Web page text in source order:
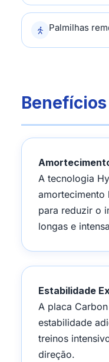
Palmilhas
Benefícios
A tecnologia
amortecimento
para reduzir o
longas e
Estabilidade
A placa
estabilidade
treinos
direção.